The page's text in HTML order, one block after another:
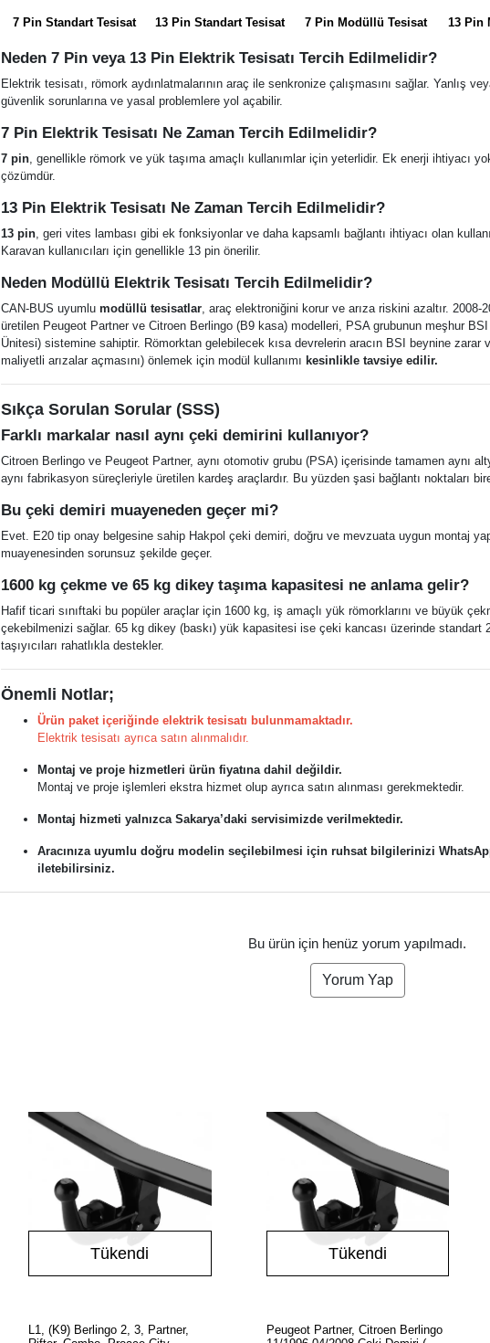
7 Pin Standart Tesisat 13 Pin Standart Tesisat 7 Pin Modüllü Tesisat 13 Pin
Neden 7 Pin veya 13 Pin Elektrik Tesisatı Tercih Edilmelidir?
Elektrik tesisatı, römork aydınlatmalarının araç ile senkronize çalışmasını sağlar. Yanlış
güvenlik sorunlarına ve yasal problemlere yol açabilir.
7 Pin Elektrik Tesisatı Ne Zaman Tercih Edilmelidir?
7 pin , genellikle römork ve yük taşıma amaçlı kullanımlar için yeterlidir. Ek enerji ihtiyacı
çözümdür.
13 Pin Elektrik Tesisatı Ne Zaman Tercih Edilmelidir?
13 pin , geri vites lambası gibi ek fonksiyonlar ve daha kapsamlı bağlantı ihtiyacı olan
Karavan kullanıcıları için genellikle 13 pin önerilir.
Neden Modüllü Elektrik Tesisatı Tercih Edilmelidir?
CAN-BUS uyumlumodüllü tesisatlar , araç elektroniğini korur ve arıza riskini azaltır. 2008-
üretilen Peugeot Partner ve Citroen Berlingo (B9 kasa) modelleri, PSA grubunun meşhur
Ünitesi) sistemine sahiptir. Römorktan gelebilecek kısa devrelerin aracın BSI beynine zarar
maliyetli arızalar açmasını) önlemek için modül kullanımı kesinlikle tavsiye edilir.
Sıkça Sorulan Sorular (SSS)
Farklı markalar nasıl aynı çeki demirini kullanıyor?
Citroen Berlingo ve Peugeot Partner, aynı otomotiv grubu (PSA) içerisinde tamamen aynı
aynı fabrikasyon süreçleriyle üretilen kardeş araçlardır. Bu yüzden şasi bağlantı noktaları
Bu çeki demiri muayeneden geçer mi?
Evet. E20 tip onay belgesine sahip Hakpol çeki demiri, doğru ve mevzuata uygun montaj
muayenesinden sorunsuz şekilde geçer.
1600 kg çekme ve 65 kg dikey taşıma kapasitesi ne anlama gelir?
Hafif ticari sınıftaki bu popüler araçlar için 1600 kg, iş amaçlı yük römorklarını ve büyük
çekebilmenizi sağlar. 65 kg dikey (baskı) yük kapasitesi ise çeki kancası üzerinde standart
taşıyıcıları rahatlıkla destekler.
Önemli Notlar;
Ürün paket içeriğinde elektrik tesisatı bulunmamaktadır.
Elektrik tesisatı ayrıca satın alınmalıdır.
Montaj ve proje hizmetleri ürün fiyatına dahil değildir.
Montaj ve proje işlemleri ekstra hizmet olup ayrıca satın alınması gerekmektedir.
Montaj hizmeti yalnızca Sakarya’daki servisimizde verilmektedir.
Aracınıza uyumlu doğru modelin seçilebilmesi için ruhsat bilgilerinizi
iletebilirsiniz.
Bu ürün için henüz yorum yapılmadı.
Yorum Yap
Tükendi
L1, (K9) Berlingo 2, 3, Partner,
Tükendi
Peugeot Partner, Citroen Berlingo